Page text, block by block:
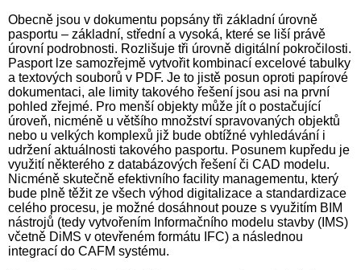
Obecně jsou v dokumentu popsány tři základní úrovně
pasportu – základní, střední a vysoká, které se liší právě
úrovní podrobnosti. Rozlišuje tři úrovně digitální pokročilosti.
Pasport lze samozřejmě vytvořit kombinací excelové tabulky
a textových souborů v PDF. Je to jistě posun oproti papírové
dokumentaci, ale limity takového řešení jsou asi na první
pohled zřejmé. Pro menší objekty může jít o postačující
úroveň, nicméně u většího množství spravovaných objektů
nebo u velkých komplexů již bude obtížné vyhledávání i
udržení aktuálnosti takového pasportu. Posunem kupředu je
využití některého z databázových řešení či CAD modelu.
Nicméně skutečně efektivního facility managementu, který
bude plně těžit ze všech výhod digitalizace a standardizace
celého procesu, je možné dosáhnout pouze s využitím BIM
nástrojů (tedy vytvořením Informačního modelu stavby (IMS)
včetně DiMS v otevřeném formátu IFC) a následnou
integrací do CAFM systému.